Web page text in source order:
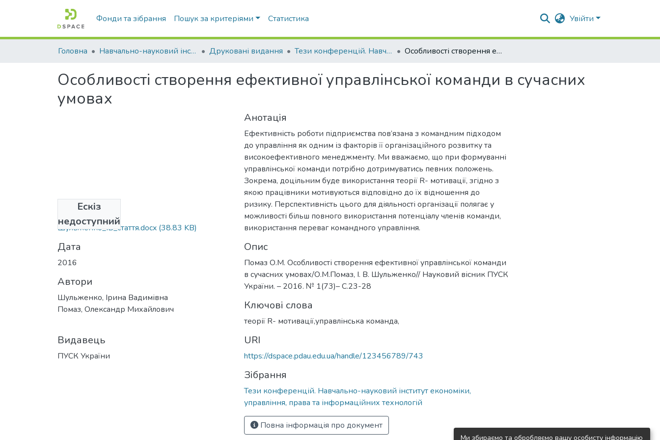
Фонди та зібрання Пошук за критеріями Статистика Увійти
Головна Навчально-науковий інститут економіки, управління, права та інформаційних технологій Друковані видання Тези конференцій. Навчально-науковий інститут економіки, управління, права та інформаційних технологій Особливості створення ефективної управлінської команди в сучасних умовах
Особливості створення ефективної управлінської команди в сучасних
умовах
Ескіз
недоступний
Файли
Шульженко_ІВ_стаття.docx (38.83 KB)
Дата
2016
Автори
Шульженко, Ірина Вадимівна
Помаз, Олександр Михайлович
Видавець
ПУСК України
Анотація
Ефективність роботи підприємства пов’язана з командним підходом
до управління як одним із факторів її організаційного розвитку та
високоефективного менеджменту. Ми вважаємо, що при формуванні
управлінської команди потрібно дотримуватись певних положень.
Зокрема, доцільним буде використання теорії R- мотивації, згідно з
якою працівники мотивуються відповідно до їх відношення до
ризику. Перспективність цього для діяльності організації полягає у
можливості більш повного використання потенціалу членів команди,
використання переваг командного управління.
Опис
Помаз О.М. Особливості створення ефективної управлінської команди
в сучасних умовах/О.М.Помаз, І. В. Шульженко// Науковий вісник ПУСК
України. – 2016. № 1(73)– С.23-28
Ключові слова
теорії R- мотивації,управлінська команда,
URI
https://dspace.pdau.edu.ua/handle/123456789/743
Зібрання
Тези конференцій. Навчально-науковий інститут економіки,
управління, права та інформаційних технологій
Повна інформація про документ
Ми збираємо та обробляємо вашу особисту інформацію